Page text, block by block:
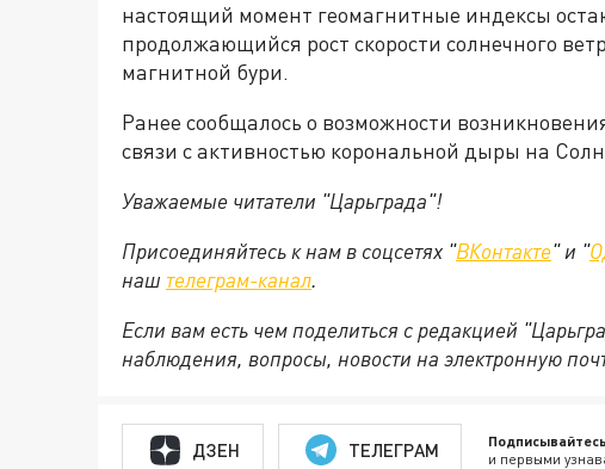
настоящий момент геомагнитные индексы
продолжающийся рост скорости солнечного
магнитной бури.
Ранее сообщалось о возможности
связи с активностью корональной дыры на
Уважаемые читатели "Царьграда"!
Присоединяйтесь к нам в соцсетях "ВКонтакте" и "
наш телеграм-канал.
Если вам есть чем поделиться с редакцией
наблюдения, вопросы, новости на электронную
ДЗЕН ТЕЛЕГРАМ и первыми